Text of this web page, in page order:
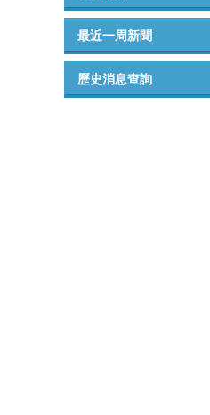
最近一周新聞
歷史消息查詢